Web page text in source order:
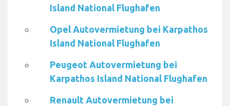
Island National Flughafen
Opel Autovermietung bei Karpathos
Island National Flughafen
Peugeot Autovermietung bei
Karpathos Island National Flughafen
Renault Autovermietung bei